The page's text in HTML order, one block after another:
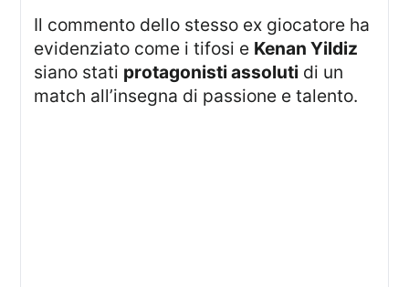
Il commento dello stesso ex giocatore ha
evidenziato come i tifosi e Kenan Yildiz
siano stati protagonisti assoluti di un
match all’insegna di passione e talento.